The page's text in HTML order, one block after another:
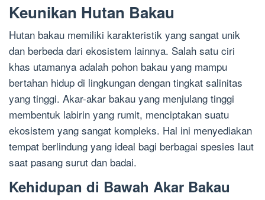
Keunikan Hutan Bakau
Hutan bakau memiliki karakteristik yang sangat unik
dan berbeda dari ekosistem lainnya. Salah satu ciri
khas utamanya adalah pohon bakau yang mampu
bertahan hidup di lingkungan dengan tingkat salinitas
yang tinggi. Akar-akar bakau yang menjulang tinggi
membentuk labirin yang rumit, menciptakan suatu
ekosistem yang sangat kompleks. Hal ini menyediakan
tempat berlindung yang ideal bagi berbagai spesies laut
saat pasang surut dan badai.
Kehidupan di Bawah Akar Bakau